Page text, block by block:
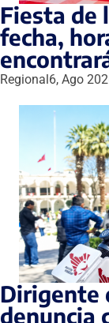
Fiesta de
fecha,
Regional6, Ago
Dirigente
denuncia